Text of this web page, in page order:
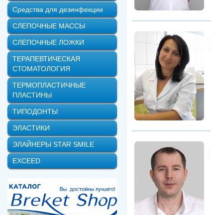
Средства для дезинфекции
СЛЕПОЧНЫЕ МАССЫ
СЛЕПОЧНЫЕ ЛОЖКИ
ТЕРАПЕВТИЧЕСКАЯ
СТОМАТОЛОГИЯ
ТЕРМОПЛАСТИЧНЫЕ
ПЛАСТИНЫ
ТИПОДОНТЫ
ЭЛАСТИКИ
ЭЛАЙНЕРЫ STAR SMILE
EXCEED